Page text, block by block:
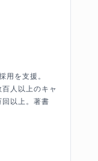
用を支援。
人以上のキャ
以上。著書